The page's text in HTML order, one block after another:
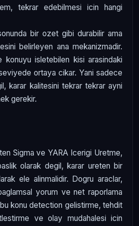
tekrar edebilmesi icin hangi
bir ozet gibi durabilir ama
belirleyen ana mekanizmadir.
konuyu isletebilen kisi arasindaki
ortaya cikar. Yani sadece
karar kalitesini tekrar tekrar ayni
gerekir.
Sigma ve YARA Icerigi Uretme,
olarak degil, karar ureten bir
ele alinmalidir. Dogru araclar,
yorum ve net raporlama
konu detection gelistirme, tehdit
ve olay mudahalesi icin